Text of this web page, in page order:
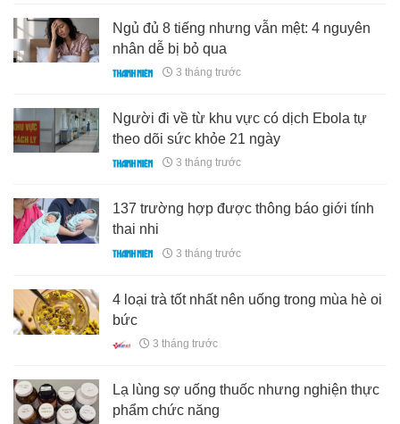
Ngủ đủ 8 tiếng nhưng vẫn mệt: 4 nguyên
nhân dễ bị bỏ qua
3 tháng trước
Người đi về từ khu vực có dịch Ebola tự
theo dõi sức khỏe 21 ngày
3 tháng trước
137 trường hợp được thông báo giới tính
thai nhi
3 tháng trước
4 loại trà tốt nhất nên uống trong mùa hè oi
bức
3 tháng trước
Lạ lùng sợ uống thuốc nhưng nghiện thực
phẩm chức năng